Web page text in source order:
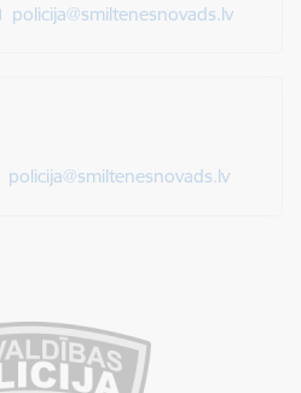
E-pasts:
policija@smiltenesnovads.lv
E-pasts:
policija@smiltenesnovads.lv